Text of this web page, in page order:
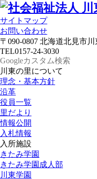
サイトマップ
お問い合わせ
〒090-0807 北海道北見市川
TEL0157-24-3030
川東の里について
理念・基本方針
沿革
役員一覧
里だより
情報公開
入札情報
入所施設
きたみ学園
きたみ学園成人部
川東学園